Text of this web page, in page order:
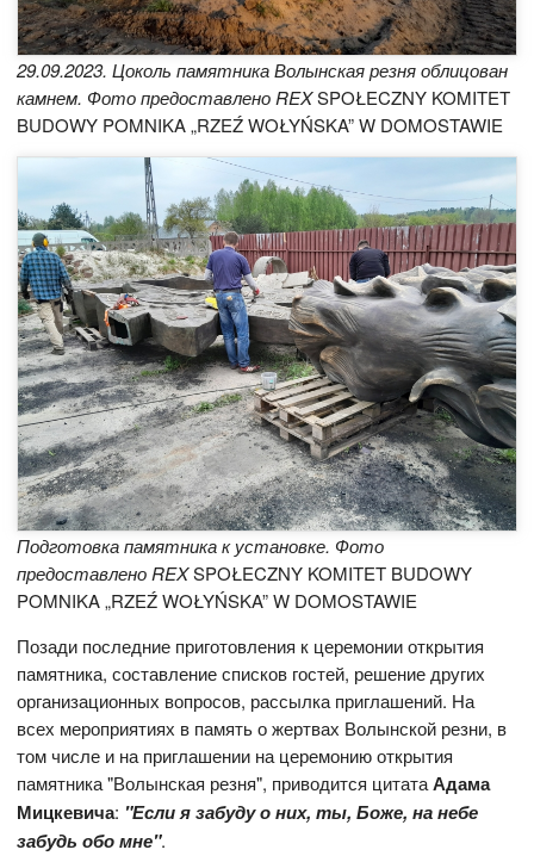
29.09.2023. Цоколь памятника Волынская резня облицован
камнем. Фото предоставлено REXSPOŁECZNY KOMITET
BUDOWY POMNIKA „RZEŹ WOŁYŃSKA” W DOMOSTAWIE
Подготовка памятника к установке. Фото
предоставлено REXSPOŁECZNY KOMITET BUDOWY
POMNIKA „RZEŹ WOŁYŃSKA” W DOMOSTAWIE
Позади последние приготовления к церемонии открытия
памятника, составление списков гостей, решение других
организационных вопросов, рассылка приглашений. На
всех мероприятиях в память о жертвах Волынской резни, в
том числе и на приглашении на церемонию открытия
памятника "Волынская резня", приводится цитатаАдама
Мицкевича: "Если я забуду о них, ты, Боже, на небе
забудь обо мне".